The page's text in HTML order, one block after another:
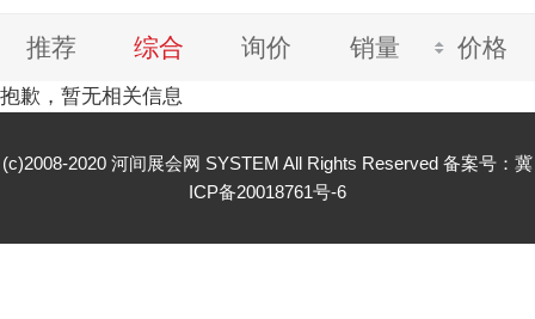
推荐 综合 询价 销量 价格
抱歉，暂无相关信息
(c)2008-2020 河间展会网 SYSTEM All Rights Reserved 备案号： 冀
ICP备20018761号-6